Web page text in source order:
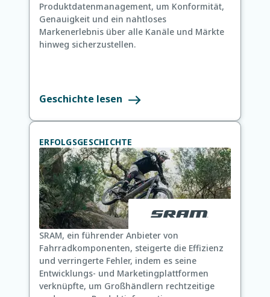
Produktdatenmanagement, um Konformität,
Genauigkeit und ein nahtloses
Markenerlebnis über alle Kanäle und Märkte
hinweg sicherzustellen.
Geschichte lesen
ERFOLGSGESCHICHTE
SRAM, ein führender Anbieter von
Fahrradkomponenten, steigerte die Effizienz
und verringerte Fehler, indem es seine
Entwicklungs- und Marketingplattformen
verknüpfte, um Großhändlern rechtzeitige